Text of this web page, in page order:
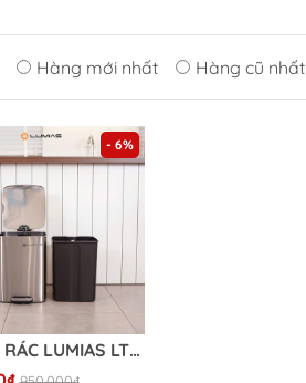
Hàng mới nhất Hàng cũ nhất
- 6%
THÙNG RÁC LUMIAS LTC-20L